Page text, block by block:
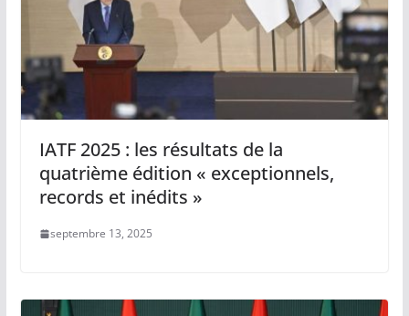
IATF 2025 : les résultats de la
quatrième édition « exceptionnels,
records et inédits »
septembre 13, 2025